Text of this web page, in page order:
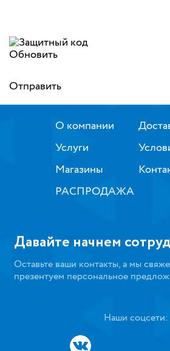
Обновить
Отправить
О компании
Услуги
Магазины
РАСПРОДАЖА
Давайте начнем
Оставьте ваши контакты, а мы
презентуем персональное
Наши соцсети: